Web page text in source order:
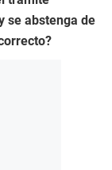
se abstenga de